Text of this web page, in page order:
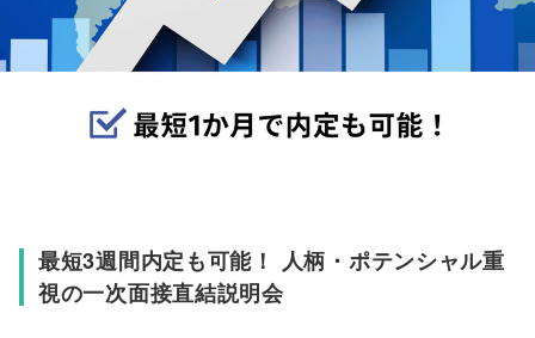
最短3週間内定も可能！ 人柄・ポテンシャル重
視の一次面接直結説明会